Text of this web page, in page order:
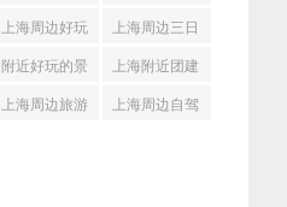
游线路(35)
上海周边好玩
的地方(34)
上海周边三日
游(34)
附近好玩的景
点(33)
上海附近团建
(33)
上海周边旅游
上海周边自驾